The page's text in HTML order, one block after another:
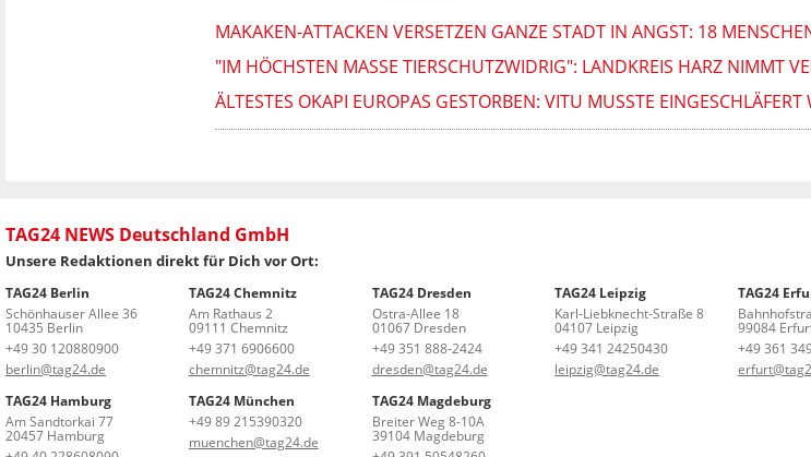
MAKAKEN-ATTACKEN VERSETZEN GANZE STADT IN ANGST: 18
"IM HÖCHSTEN MASSE TIERSCHUTZWIDRIG": LANDKREIS HARZ NIMMT
ÄLTESTES OKAPI EUROPAS GESTORBEN: VITU MUSSTE EINGESCHLÄFERT
TAG24 NEWS Deutschland GmbH
Unsere Redaktionen direkt für Dich vor Ort:
TAG24 Berlin
Schönhauser Allee 36
10435 Berlin
+49 30 120880900
berlin@tag24.de
TAG24 Chemnitz
Am Rathaus 2
09111 Chemnitz
+49 371 6906600
chemnitz@tag24.de
TAG24 Dresden
Ostra-Allee 18
01067 Dresden
+49 351 888-2424
dresden@tag24.de
TAG24 Leipzig
Karl-Liebknecht-Straße 8
04107 Leipzig
+49 341 24250430
leipzig@tag24.de
TAG24
99084
+49 361
TAG24 Hamburg
Am Sandtorkai 77
20457 Hamburg
TAG24 München
+49 89 215390320
muenchen@tag24.de
TAG24 Magdeburg
Breiter Weg 8-10A
39104 Magdeburg